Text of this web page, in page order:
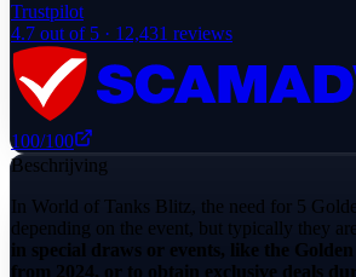
Trustpilot
4.7 out of 5 · 12,431 reviews
100/100
Beschrijving
In World of Tanks Blitz, the need for 5
depending on the event, but typically they are
in special draws or events, like the
from 2024, or to obtain exclusive deals